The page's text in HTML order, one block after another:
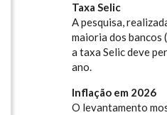
Taxa Selic
A pesquisa,
maioria dos bancos
a taxa Selic deve
ano.
Inflação em 2026
O levantamento